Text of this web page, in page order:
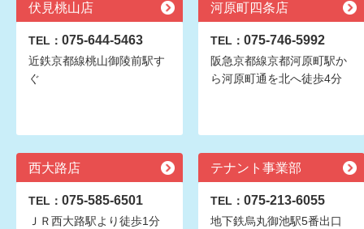
伏見桃山店
TEL： 075-644-5463
近鉄京都線桃山御陵前駅す
ぐ
河原町四条店
TEL： 075-746-5992
阪急京都線京都河原町駅か
ら河原町通を北へ徒歩4分
西大路店
TEL： 075-585-6501
ＪＲ西大路駅より徒歩1分
テナント事業部
TEL： 075-213-6055
地下鉄烏丸御池駅5番出口